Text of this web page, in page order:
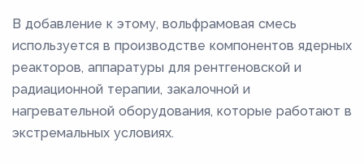
В добавление к этому, вольфрамовая смесь
используется в производстве компонентов ядерных
реакторов, аппаратуры для рентгеновской и
радиационной терапии, закалочной и
нагревательной оборудования, которые работают в
экстремальных условиях.